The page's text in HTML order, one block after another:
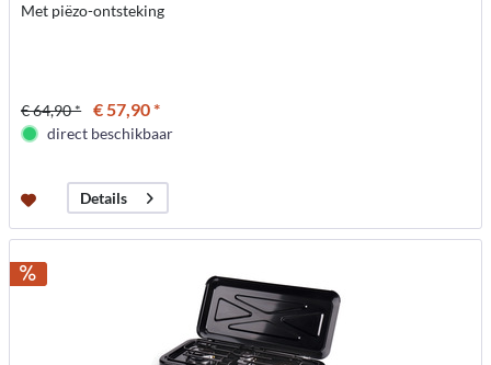
Met piëzo-ontsteking
€ 64,90 * € 57,90 *
direct beschikbaar
Details